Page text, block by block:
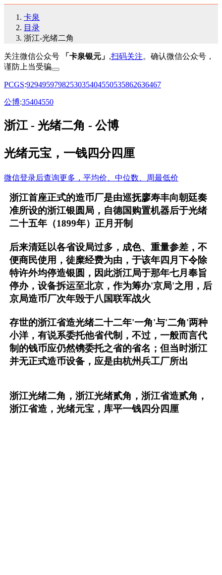
卡泉
目录
浙江-光绪二角
关注微信公众号 「卡泉银元」 ,扫码关注。确认微信公众号，
谨防上当受骗
PCGS:9294959798253035404550535862636467
公博:35404550
浙江 - 光绪二角 - 公博
光绪元宝，一钱四分四厘
微信登录后查询更多，平均价、中位数、周最低价
浙江首座正式的造币厂是由巡抚廖寿丰向朝廷奏
准所设的浙江银圆局，自德国购置机器后于光绪
二十五年（1899年）正月开制
后来清廷以各省设局过多，成色、重量参差，不
便商民使用，徒糜经费为由，于该年四月下令除
特许外均停造银圆，因此浙江局于那年七月奉旨
停办，设备拆运至北京，作为筹办'京局'之用，后
京局造币厂次年毁于八国联军战火
存世的浙江省造光绪二十二年'一角'与'二角'两种
小洋，有说系委托他省代制，不过，一般而言代
制的钱币应仍然镌委托之省的省名；但当时浙江
并无正式造币设备，应是由杭州兵工厂所出
浙江光绪二角，浙江光绪贰角，浙江省造贰角，
浙江省造，光绪元宝，库平一钱四分四厘